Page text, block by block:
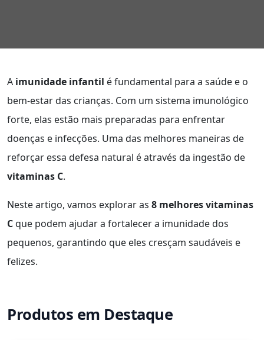
A imunidade infantil é fundamental para a saúde e o
bem-estar das crianças. Com um sistema imunológico
forte, elas estão mais preparadas para enfrentar
doenças e infecções. Uma das melhores maneiras de
reforçar essa defesa natural é através da ingestão de
vitaminas C.
Neste artigo, vamos explorar as 8 melhores vitaminas
Cque podem ajudar a fortalecer a imunidade dos
pequenos, garantindo que eles cresçam saudáveis e
felizes.
Produtos em Destaque